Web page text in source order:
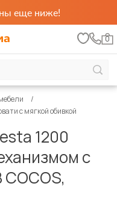
еще ниже!
0
с мягкой обивкой
1200
с